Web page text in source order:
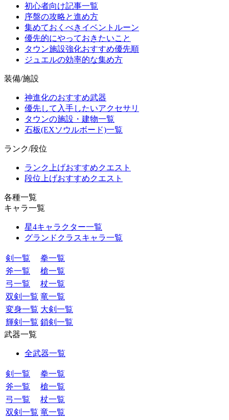
初心者向け記事一覧
序盤の攻略と進め方
集めておくべきイベントルーン
優先的にやっておきたいこと
タウン施設強化おすすめ優先順
ジュエルの効率的な集め方
装備/施設
神進化のおすすめ武器
優先して入手したいアクセサリ
タウンの施設・建物一覧
石板(EXソウルボード)一覧
ランク/段位
ランク上げおすすめクエスト
段位上げおすすめクエスト
各種一覧
キャラ一覧
星4キャラクター一覧
グランドクラスキャラ一覧
剣一覧
拳一覧
斧一覧
槍一覧
弓一覧
杖一覧
双剣一覧 竜一覧
変身一覧 大剣一覧
輝剣一覧 鎖剣一覧
武器一覧
全武器一覧
剣一覧
拳一覧
斧一覧
槍一覧
弓一覧
杖一覧
双剣一覧 竜一覧